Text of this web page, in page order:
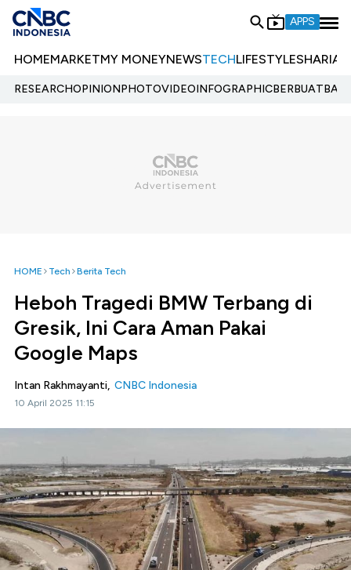
APPS
HOMEMARKETMY MONEYNEWSTECHLIFESTYLESHARIA
RESEARCHOPINIONPHOTOVIDEOINFOGRAPHIC
HOME Tech Berita Tech
Heboh Tragedi BMW Terbang di
Gresik, Ini Cara Aman Pakai
Google Maps
Intan Rakhmayanti, CNBC Indonesia
10 April 2025 11:15